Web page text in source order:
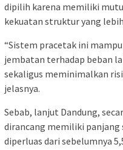
dipilih karena memiliki
kekuatan struktur yang
“Sistem pracetak ini
jembatan terhadap beban
sekaligus meminimalkan
jelasnya.
Sebab, lanjut Dandung,
dirancang memiliki
diperluas dari sebelumnya